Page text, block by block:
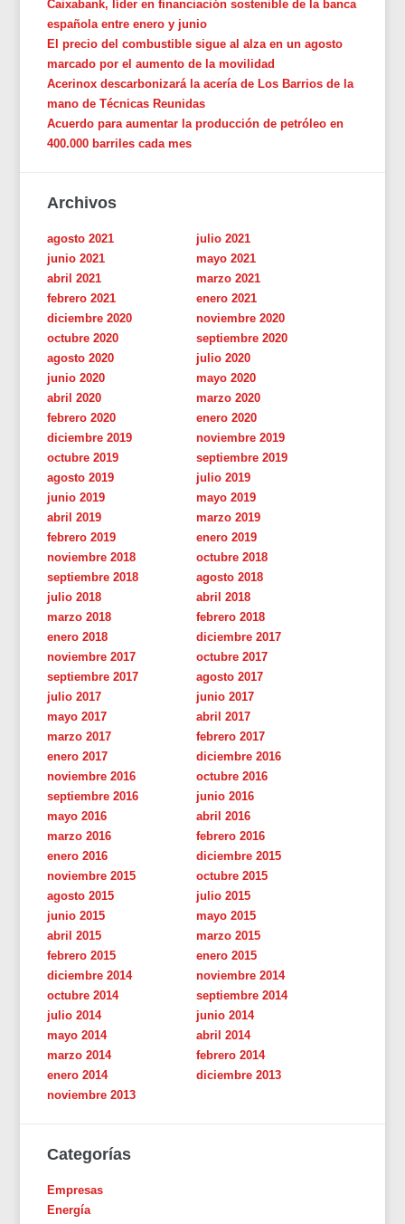
Caixabank, líder en financiación sostenible de la banca
española entre enero y junio
El precio del combustible sigue al alza en un agosto
marcado por el aumento de la movilidad
Acerinox descarbonizará la acería de Los Barrios de la
mano de Técnicas Reunidas
Acuerdo para aumentar la producción de petróleo en
400.000 barriles cada mes
Archivos
agosto 2021
julio 2021
junio 2021
mayo 2021
abril 2021
marzo 2021
febrero 2021
enero 2021
diciembre 2020
noviembre 2020
octubre 2020
septiembre 2020
agosto 2020
julio 2020
junio 2020
mayo 2020
abril 2020
marzo 2020
febrero 2020
enero 2020
diciembre 2019
noviembre 2019
octubre 2019
septiembre 2019
agosto 2019
julio 2019
junio 2019
mayo 2019
abril 2019
marzo 2019
febrero 2019
enero 2019
noviembre 2018
octubre 2018
septiembre 2018
agosto 2018
julio 2018
abril 2018
marzo 2018
febrero 2018
enero 2018
diciembre 2017
noviembre 2017
octubre 2017
septiembre 2017
agosto 2017
julio 2017
junio 2017
mayo 2017
abril 2017
marzo 2017
febrero 2017
enero 2017
diciembre 2016
noviembre 2016
octubre 2016
septiembre 2016
junio 2016
mayo 2016
abril 2016
marzo 2016
febrero 2016
enero 2016
diciembre 2015
noviembre 2015
octubre 2015
agosto 2015
julio 2015
junio 2015
mayo 2015
abril 2015
marzo 2015
febrero 2015
enero 2015
diciembre 2014
noviembre 2014
octubre 2014
septiembre 2014
julio 2014
junio 2014
mayo 2014
abril 2014
marzo 2014
febrero 2014
enero 2014
diciembre 2013
noviembre 2013
Categorías
Empresas
Energía